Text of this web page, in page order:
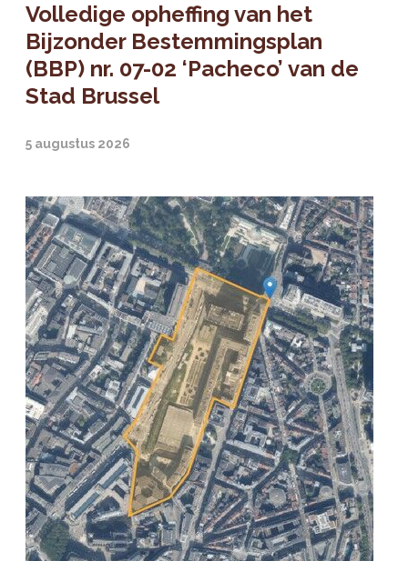
Volledige opheffing van het
Bijzonder Bestemmingsplan
(BBP) nr. 07-02 ‘Pacheco’ van de
Stad Brussel
5 augustus 2026